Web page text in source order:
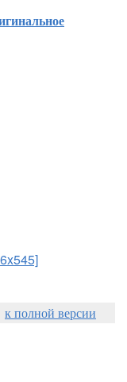
к полной версии